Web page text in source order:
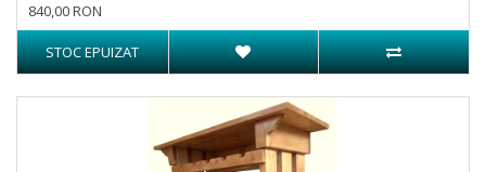
840,00 RON
STOC EPUIZAT